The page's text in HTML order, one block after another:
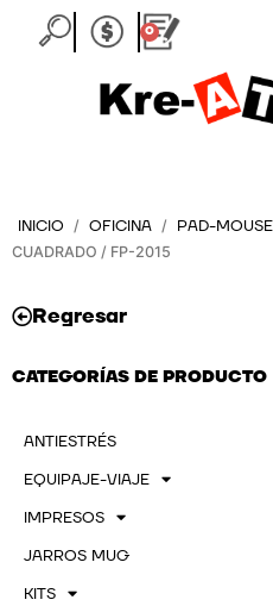
0
Carrito
INICIO / OFICINA / PAD-MOUSE
CUADRADO / FP-2015
Regresar
CATEGORÍAS DE PRODUCTO
ANTIESTRÉS
EQUIPAJE-VIAJE
IMPRESOS
JARROS MUG
KITS